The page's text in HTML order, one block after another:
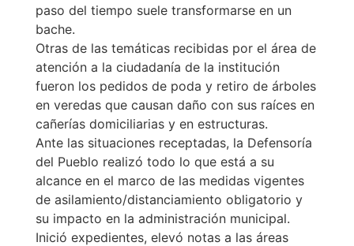
paso del tiempo suele transformarse en un
bache.
Otras de las temáticas recibidas por el área de
atención a la ciudadanía de la institución
fueron los pedidos de poda y retiro de árboles
en veredas que causan daño con sus raíces en
cañerías domiciliarias y en estructuras.
Ante las situaciones receptadas, la Defensoría
del Pueblo realizó todo lo que está a su
alcance en el marco de las medidas vigentes
de asilamiento/distanciamiento obligatorio y
su impacto en la administración municipal.
Inició expedientes, elevó notas a las áreas